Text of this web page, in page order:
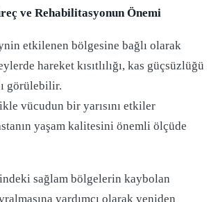
ve Rehabilitasyonun Önemi
etkilenen bölgesine bağlı olarak
hareket kısıtlılığı, kas güçsüzlüğü
görülebilir.
vücudun bir yarısını etkiler
yaşam kalitesini önemli ölçüde
sağlam bölgelerin kaybolan
yardımcı olarak yeniden